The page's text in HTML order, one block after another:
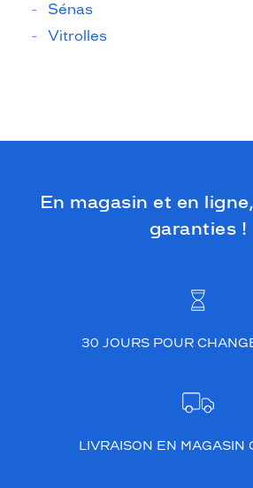
Sénas
Vitrolles
En magasin et en
garanties !
30 JOURS POUR
LIVRAISON EN MAGASIN